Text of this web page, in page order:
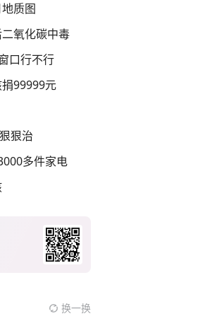
质图
氧化碳中毒
口行不行
99999元
狠治
多件家电
换一换